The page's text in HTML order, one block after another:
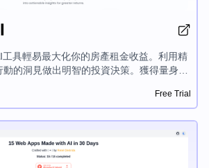
具輕易最大化你的房產租金收益。利用精
的洞見做出明智的投資決策。獲得量身定
,在房地產市場獲得更大的成功。
Free Trial